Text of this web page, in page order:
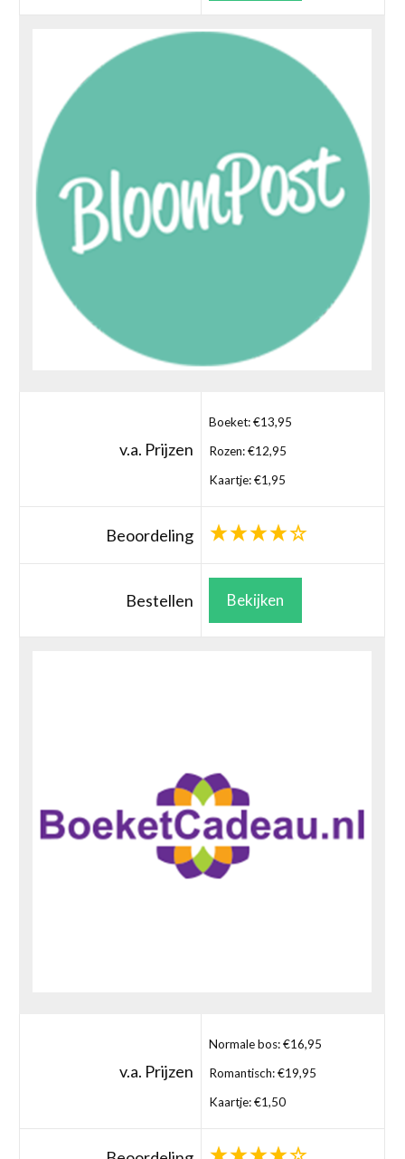
v.a. Prijzen
Boeket: €13,95
Rozen: €12,95
Kaartje: €1,95
Beoordeling
Bestellen Bekijken
v.a. Prijzen
Normale bos: €16,95
Romantisch: €19,95
Kaartje: €1,50